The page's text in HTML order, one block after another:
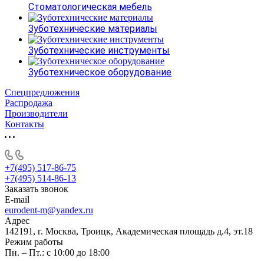
Стоматологическая мебель
Зуботехнические материалы
Зуботехнические инструменты
Зуботехническое оборудование
Спецпредложения
Распродажа
Производители
Контакты
+7(495) 517-86-75
+7(495) 514-86-13
Заказать звонок
E-mail
eurodent-m@yandex.ru
Адрес
142191, г. Москва, Троицк, Академическая площадь д.4, эт.18
Режим работы
Пн. – Пт.: с 10:00 до 18:00